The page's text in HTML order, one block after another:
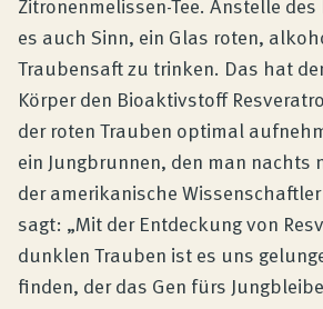
es auch Sinn, ein Glas roten,
Traubensaft zu trinken. Das hat
Körper den Bioaktivstoff
der roten Trauben optimal
ein Jungbrunnen, den man nachts
der amerikanische
sagt: „Mit der Entdeckung von
dunklen Trauben ist es uns
finden, der das Gen fürs